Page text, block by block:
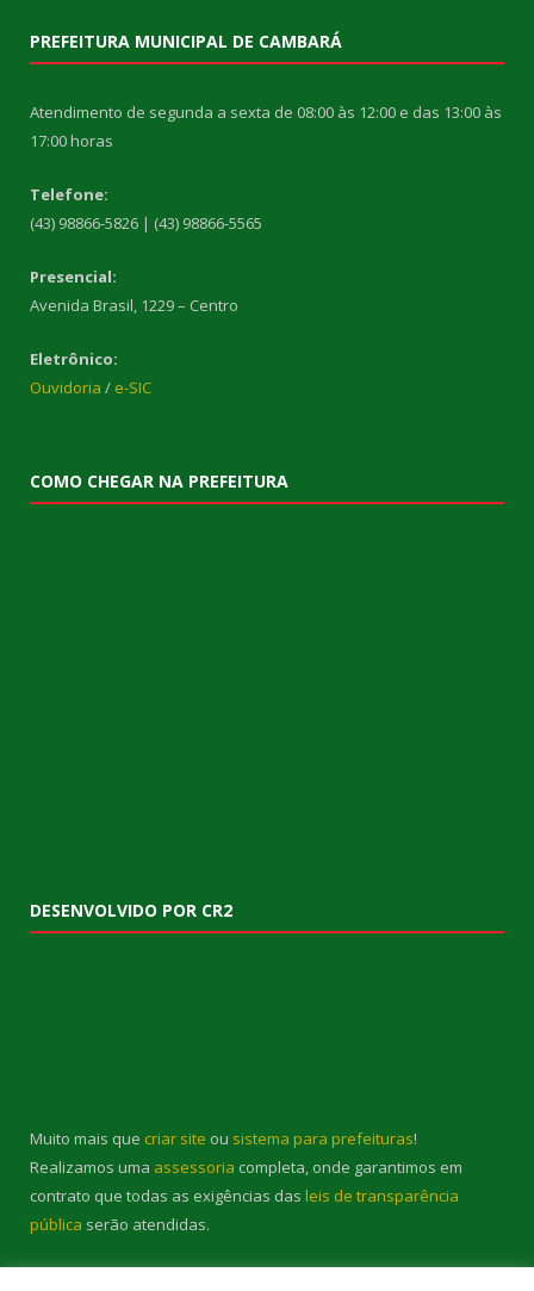
PREFEITURA MUNICIPAL DE CAMBARÁ
Atendimento de segunda a sexta de 08:00 às 12:00 e das 13:00 às
17:00 horas
Telefone:
(43) 98866-5826 | (43) 98866-5565
Presencial:
Avenida Brasil, 1229 – Centro
Eletrônico:
Ouvidoria / e-SIC
COMO CHEGAR NA PREFEITURA
DESENVOLVIDO POR CR2
Muito mais que criar site ou sistema para prefeituras!
Realizamos uma assessoria completa, onde garantimos em
contrato que todas as exigências das leis de transparência
pública serão atendidas.